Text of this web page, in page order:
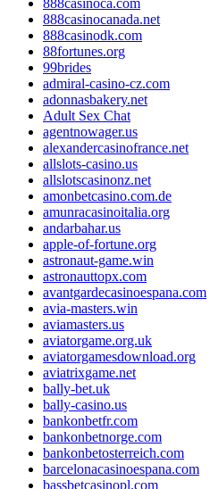
888casinoca.com
888casinocanada.net
888casinodk.com
88fortunes.org
99brides
admiral-casino-cz.com
adonnasbakery.net
Adult Sex Chat
agentnowager.us
alexandercasinofrance.net
allslots-casino.us
allslotscasinonz.net
amonbetcasino.com.de
amunracasinoitalia.org
andarbahar.us
apple-of-fortune.org
astronaut-game.win
astronauttopx.com
avantgardecasinoespana.com
avia-masters.win
aviamasters.us
aviatorgame.org.uk
aviatorgamesdownload.org
aviatrixgame.net
bally-bet.uk
bally-casino.us
bankonbetfr.com
bankonbetnorge.com
bankonbetosterreich.com
barcelonacasinoespana.com
bassbetcasinopl.com